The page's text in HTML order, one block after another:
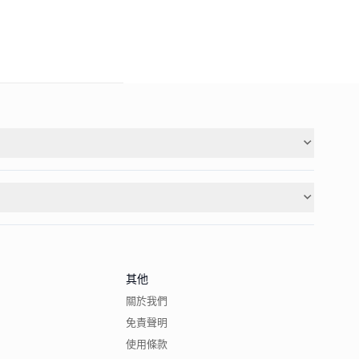
其他
關於我們
免責聲明
使用條款